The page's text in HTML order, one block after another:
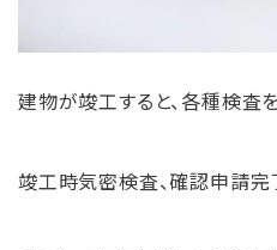
建物が竣工すると、各種検査
竣工時気密検査、確認申請完